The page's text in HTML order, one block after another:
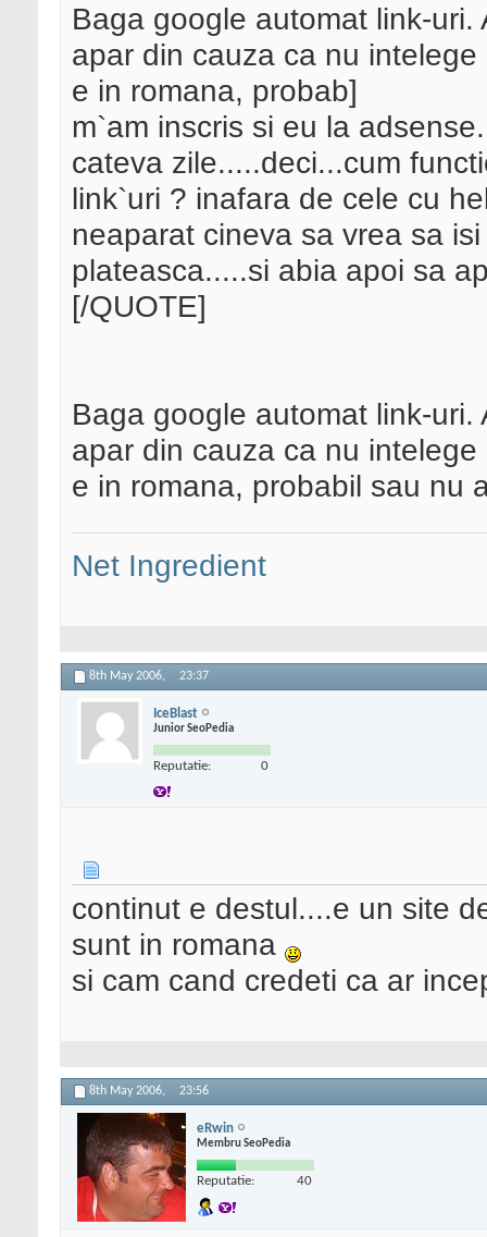
Baga google automat link-
apar din cauza ca nu
e in romana, probab]
m`am inscris si eu la
cateva zile.....deci...cum
link`uri ? inafara de cele cu
neaparat cineva sa vrea sa
plateasca.....si abia apoi sa
[/QUOTE]
Baga google automat link-
apar din cauza ca nu
e in romana, probabil sau nu
Net Ingredient
8th May 2006, 23:37
IceBlast
Junior SeoPedia
Reputatie: 0
continut e destul....e un site
sunt in romana
si cam cand credeti ca ar
8th May 2006, 23:56
eRwin
Membru SeoPedia
Reputatie: 40